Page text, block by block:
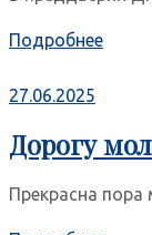
Подробнее
27.06.2025
Дорогу
Прекрасна